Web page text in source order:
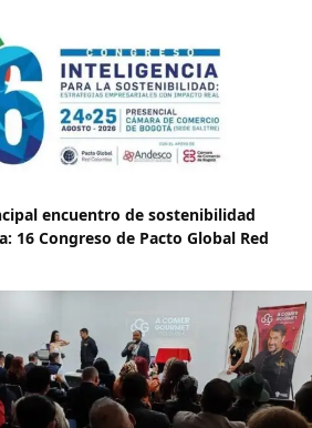
encuentro de sostenibilidad
16 Congreso de Pacto Global Red